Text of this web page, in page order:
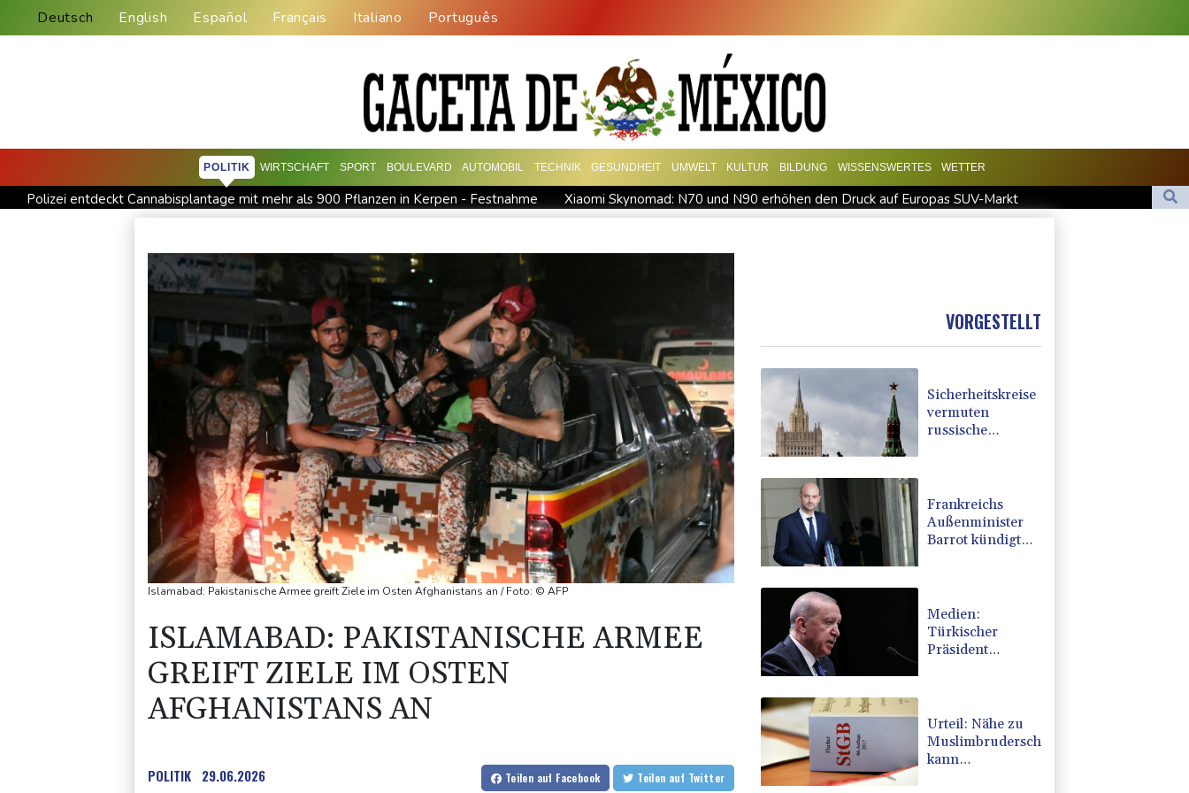
Deutsch English Español Français Italiano Português
POLITIK WIRTSCHAFT SPORT BOULEVARD AUTOMOBIL TECHNIK GESUNDHEIT UMWELT KULTUR BILDUNG WISSENSWERTES WETTER
Polizei entdeckt Cannabisplantage mit mehr als 900 Pflanzen in Kerpen - Festnahme
Xiaomi Skynomad: N70 und N90 erhöhen den Druck auf Europas SUV-Markt
Nationaler Sicherheitsrat mit Merz tagt zu Drohnenvorfall in Leipzig
Kabel der Deutschen Bahn beschädigt: Kölner Staatsschutz ermittelt wegen Sabotage
Frankreichs Außenminister Barrot kündigt Reaktion auf russische Wahlkampf-Einmischung an
Norwegens Fußball-Verband fordert Infantinos Rücktritt
Verurteilte Linksextremistin: Bundesgerichtshof bestätigt Beugehaft für Lina E.
Islamabad: Pakistanische Armee greift Ziele im Osten Afghanistans an / Foto: © AFP
ISLAMABAD: PAKISTANISCHE ARMEE
GREIFT ZIELE IM OSTEN
AFGHANISTANS AN
POLITIK 29.06.2026 Teilen auf Facebook Teilen auf Twitter
VORGESTELLT
Sicherheitskreise
vermuten
russische
Frankreichs
Außenminister
Barrot kündigt
Einmischung an
Medien:
Türkischer
Präsident
eingetroffen
Urteil: Nähe zu
Muslimbruderschaft
kann